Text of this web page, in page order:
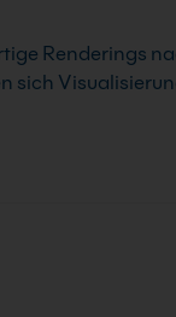
Renderings
sich